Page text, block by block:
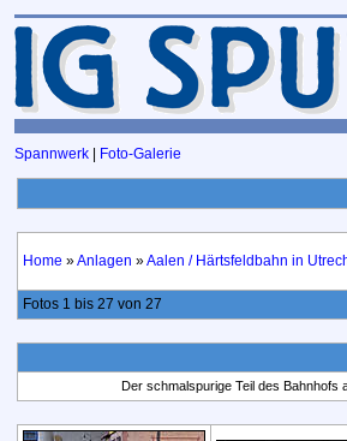
Spannwerk Foto-Galerie
Home »Anlagen »Aalen / Härtsfeldbahn in
Fotos 1 bis 27 von 27
Der schmalspurige Teil des Bahnhofs